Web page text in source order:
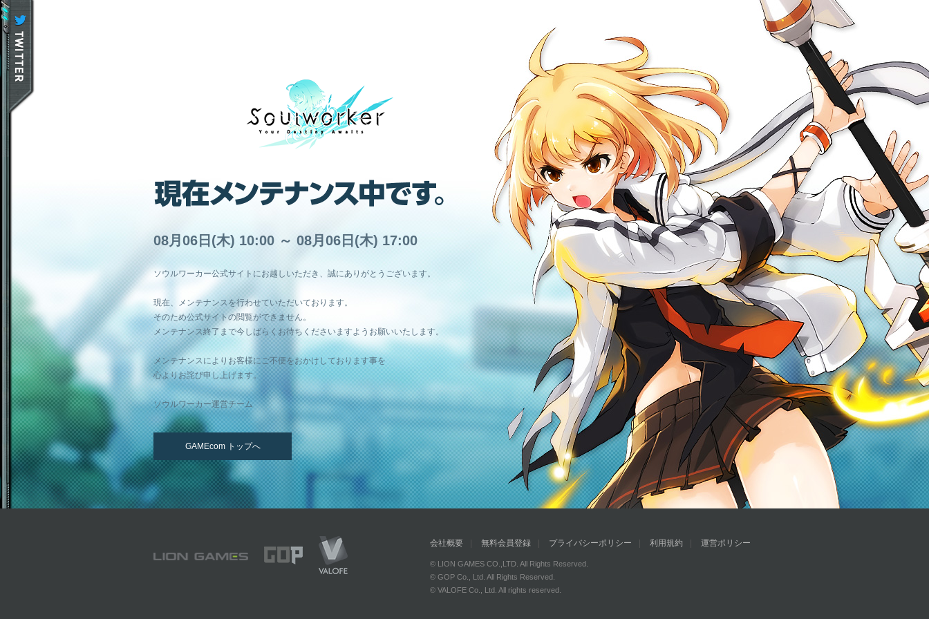
08月06日(木) 10:00 ～ 08月06日(木) 17:00
ソウルワーカー公式サイトにお越しいただき、誠にありがとうございます。
現在、メンテナンスを行わせていただいております。
そのため公式サイトの閲覧ができません。
メンテナンス終了まで今しばらくお待ちくださいますようお願いいたします。
メンテナンスによりお客様にご不便をおかけしております事を
心よりお詫び申し上げます。
ソウルワーカー運営チーム
GAMEcom トップへ
会社概要 無料会員登録 プライバシーポリシー 利用規約 運営ポリシー
© LION GAMES CO.,LTD. All Rights Reserved.
© GOP Co., Ltd. All Rights Reserved.
© VALOFE Co., Ltd. All rights reserved.